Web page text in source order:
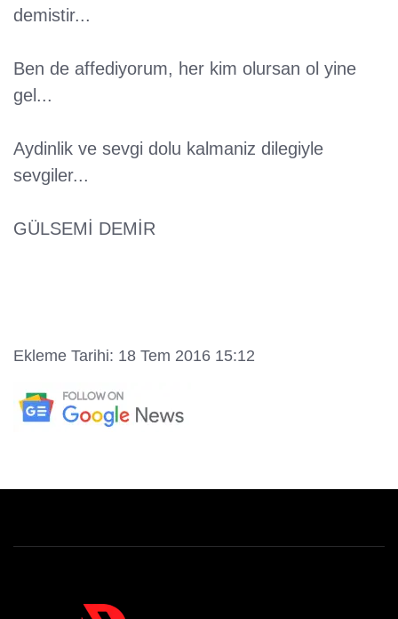
demistir...
Ben de affediyorum, her kim olursan ol yine
gel...
Aydinlik ve sevgi dolu kalmaniz dilegiyle
sevgiler...
GÜLSEMİ DEMİR
Ekleme Tarihi: 18 Tem 2016 15:12